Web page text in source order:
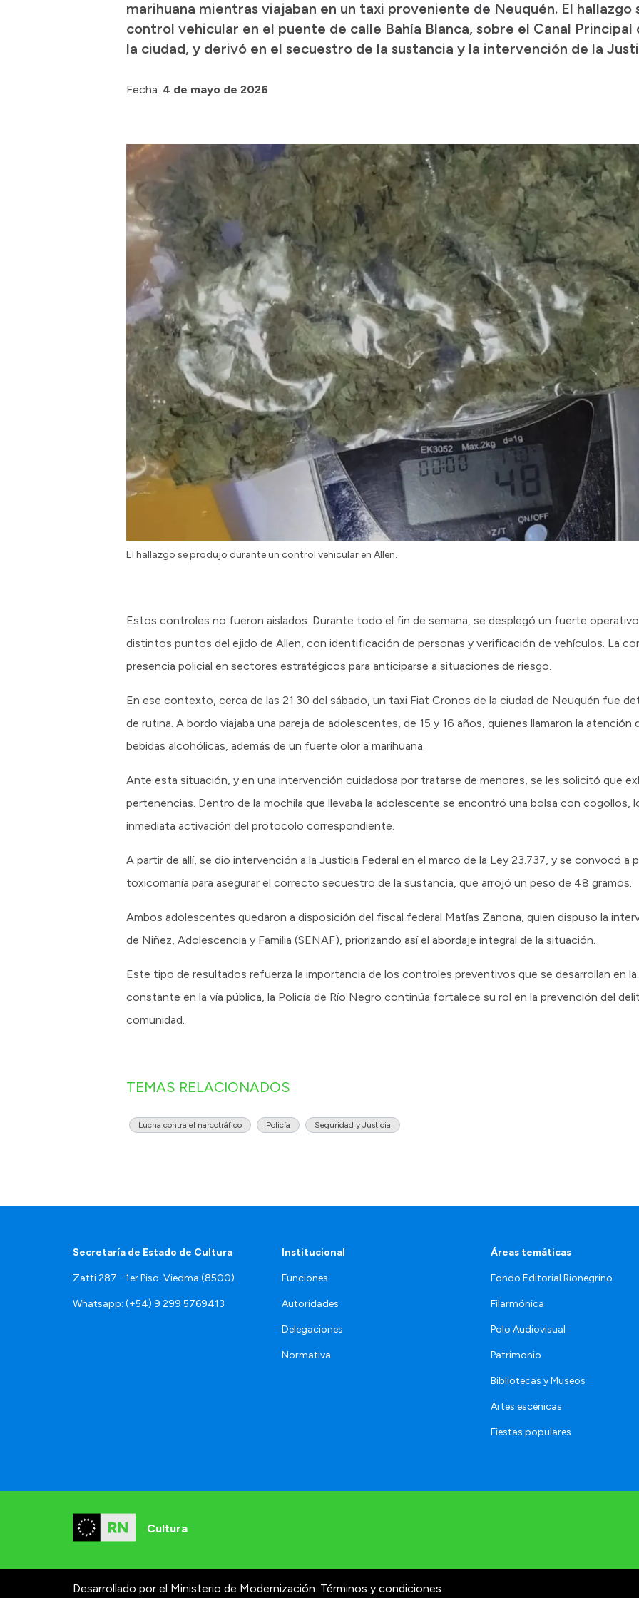
marihuana mientras viajaban en un taxi proveniente de Neuquén. El
control vehicular en el puente de calle Bahía Blanca, sobre el Canal Principal
la ciudad, y derivó en el secuestro de la sustancia y la intervención de la
Fecha: 4 de mayo de 2026
El hallazgo se produjo durante un control vehicular en Allen.
Estos controles no fueron aislados. Durante todo el fin de semana, se desplegó un fuerte
distintos puntos del ejido de Allen, con identificación de personas y verificación de vehículos. La
presencia policial en sectores estratégicos para anticiparse a situaciones de riesgo.
En ese contexto, cerca de las 21.30 del sábado, un taxi Fiat Cronos de la ciudad de Neuquén fue
de rutina. A bordo viajaba una pareja de adolescentes, de 15 y 16 años, quienes llamaron la atención
bebidas alcohólicas, además de un fuerte olor a marihuana.
Ante esta situación, y en una intervención cuidadosa por tratarse de menores, se les solicitó que
pertenencias. Dentro de la mochila que llevaba la adolescente se encontró una bolsa con cogollos,
inmediata activación del protocolo correspondiente.
A partir de allí, se dio intervención a la Justicia Federal en el marco de la Ley 23.737, y se convocó a
toxicomanía para asegurar el correcto secuestro de la sustancia, que arrojó un peso de 48 gramos.
Ambos adolescentes quedaron a disposición del fiscal federal Matías Zanona, quien dispuso la
de Niñez, Adolescencia y Familia (SENAF), priorizando así el abordaje integral de la situación.
Este tipo de resultados refuerza la importancia de los controles preventivos que se desarrollan en
constante en la vía pública, la Policía de Río Negro continúa fortalece su rol en la prevención del
comunidad.
TEMAS RELACIONADOS
Lucha contra el narcotráfico Policía Seguridad y Justicia
Secretaría de Estado de Cultura
Zatti 287 - 1er Piso. Viedma (8500)
Whatsapp: (+54) 9 299 5769413
Institucional
Funciones
Autoridades
Delegaciones
Normativa
Áreas temáticas
Fondo Editorial Rionegrino
Filarmónica
Polo Audiovisual
Patrimonio
Bibliotecas y Museos
Artes escénicas
Fiestas populares
Cultura
Desarrollado por el Ministerio de Modernización. Términos y condiciones